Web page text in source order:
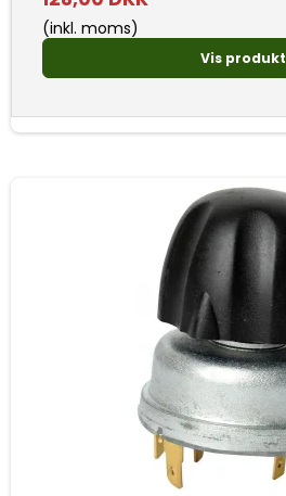
(inkl. moms)
Vis produkt